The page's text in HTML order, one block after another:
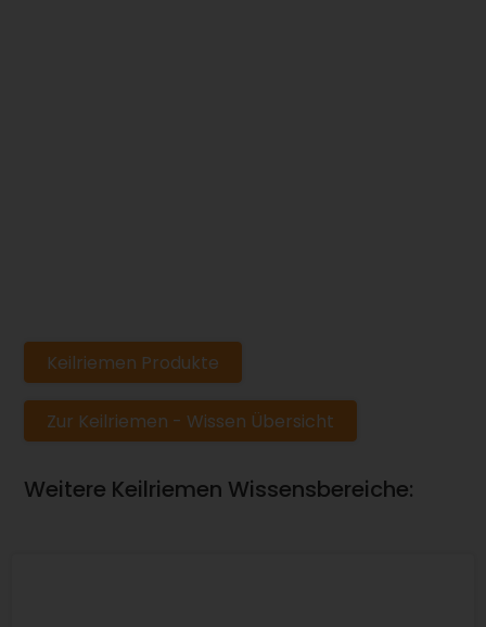
Keilriemen Produkte
Zur Keilriemen - Wissen Übersicht
Weitere Keilriemen Wissensbereiche: